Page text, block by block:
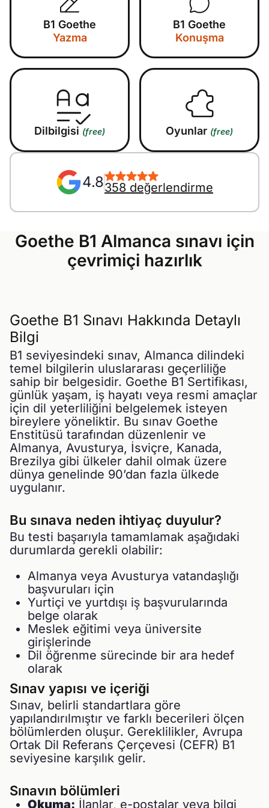
Pflege (telc)
Polnisch
B1 Goethe
B1 ÖSD
B1 Pflege (telc)
B2 Goethe
B2 Pflege (telc)
Online Kurslar
Vatandaşlık Testi
Oyunlar
Okullar ve Kurslar
Motivasyon mektupları
B1 Goethe
Yazma
B1 Goethe
Konuşma
Dilbilgisi (free) Oyunlar (free)
4.8358 değerlendirme
Goethe B1 Almanca sınavı için
çevrimiçi hazırlık
Goethe B1 Sınavı Hakkında Detaylı
Bilgi
B1 seviyesindeki sınav, Almanca dilindeki
temel bilgilerin uluslararası geçerliliğe
sahip bir belgesidir. Goethe B1 Sertifikası,
günlük yaşam, iş hayatı veya resmi amaçlar
için dil yeterliliğini belgelemek isteyen
bireylere yöneliktir. Bu sınav Goethe
Enstitüsü tarafından düzenlenir ve
Almanya, Avusturya, İsviçre, Kanada,
Brezilya gibi ülkeler dahil olmak üzere
dünya genelinde 90’dan fazla ülkede
uygulanır.
Bu sınava neden ihtiyaç duyulur?
Bu testi başarıyla tamamlamak aşağıdaki
durumlarda gerekli olabilir:
Almanya veya Avusturya vatandaşlığı
başvuruları için
Yurtiçi ve yurtdışı iş başvurularında
belge olarak
Meslek eğitimi veya üniversite
girişlerinde
Dil öğrenme sürecinde bir ara hedef
olarak
Sınav yapısı ve içeriği
Sınav, belirli standartlara göre
yapılandırılmıştır ve farklı becerileri ölçen
bölümlerden oluşur. Gereklilikler, Avrupa
Ortak Dil Referans Çerçevesi (CEFR) B1
seviyesine karşılık gelir.
Sınavın bölümleri
Okuma: İlanlar, e-postalar veya bilgi